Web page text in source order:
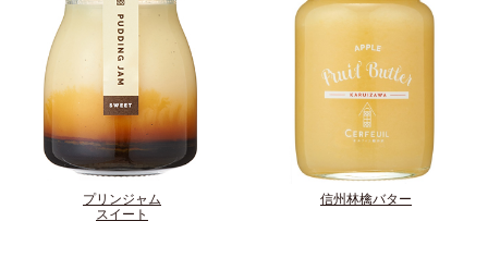
プリンジャム
スイート
信州林檎バター